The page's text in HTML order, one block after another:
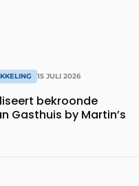
15 JULI 2026
bekroonde
Gasthuis by Martin’s